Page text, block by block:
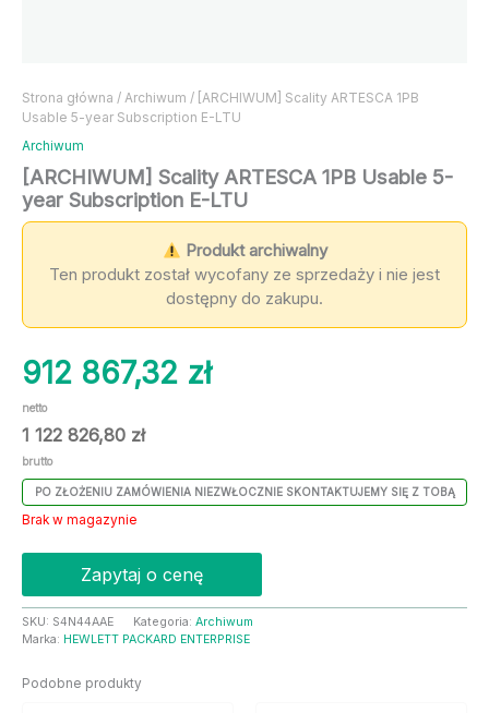
Strona główna / Archiwum / [ARCHIWUM] Scality ARTESCA 1PB
Usable 5-year Subscription E-LTU
Archiwum
[ARCHIWUM] Scality ARTESCA 1PB Usable 5-
year Subscription E-LTU
Produkt archiwalny
Ten produkt został wycofany ze sprzedaży i nie jest
dostępny do zakupu.
912 867,32 zł
netto
1 122 826,80 zł
brutto
PO ZŁOŻENIU ZAMÓWIENIA NIEZWŁOCZNIE SKONTAKTUJEMY SIĘ Z TOBĄ
Brak w magazynie
Zapytaj o cenę
SKU: S4N44AAE Kategoria: Archiwum
Marka: HEWLETT PACKARD ENTERPRISE
Podobne produkty